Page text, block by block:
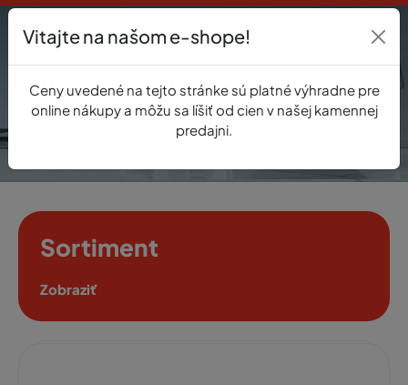
0
Sortiment
Zobraziť
Vitajte na našom e-shope!
Ceny uvedené na tejto stránke sú platné výhradne pre
online nákupy a môžu sa líšiť od cien v našej kamennej
predajni.